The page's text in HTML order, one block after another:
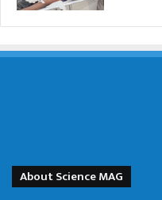
About Science MAG